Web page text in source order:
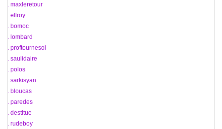
80. maxleretour
81. ellroy
82. bomoc
83. lombard
84. proftournesol
85. saulidaire
86. polos
87. sarkisyan
88. bloucas
89. paredes
90. destitue
91. rudeboy